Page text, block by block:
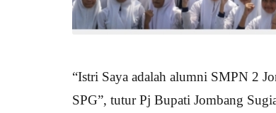
“Istri Saya adalah alumni SMPN 2
SPG”, tutur Pj Bupati Jombang